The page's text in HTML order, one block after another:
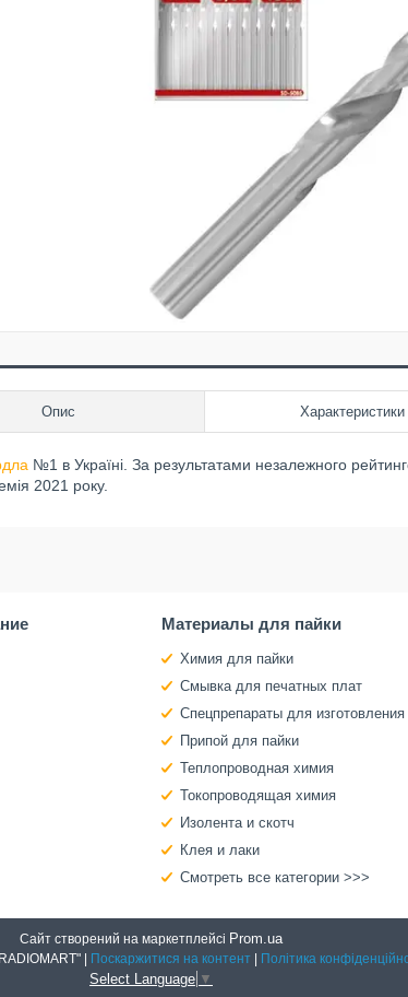
Опис Характеристики
№1 в Україні. За результатами незалежного
2021 року.
Материалы для пайки
Химия для пайки
Смывка для печатных плат
Спецпрепараты для изготовления
Припой для пайки
Теплопроводная химия
Токопроводящая химия
Изолента и скотч
Клея и лаки
Смотреть все категории >>>
Сайт створений на маркетплейсі Prom.ua
Поскаржитися на контент Політика
Select Language ▼